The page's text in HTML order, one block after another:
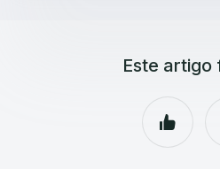
Este artigo